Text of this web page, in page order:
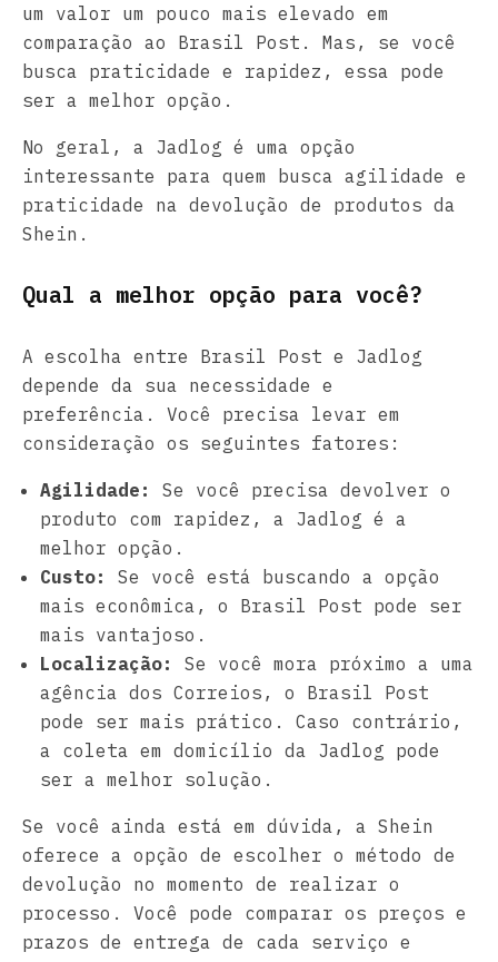
um valor um pouco mais elevado em
comparação ao Brasil Post. Mas, se você
busca praticidade e rapidez, essa pode
ser a melhor opção.
No geral, a Jadlog é uma opção
interessante para quem busca agilidade e
praticidade na devolução de produtos da
Shein.
Qual a melhor opção para você?
A escolha entre Brasil Post e Jadlog
depende da sua necessidade e
preferência. Você precisa levar em
consideração os seguintes fatores:
Agilidade:
Se você precisa devolver o
produto com rapidez, a Jadlog é a
melhor opção.
Custo:
Se você está buscando a opção
mais econômica, o Brasil Post pode ser
mais vantajoso.
Localização:
Se você mora próximo a uma
agência dos Correios, o Brasil Post
pode ser mais prático. Caso contrário,
a coleta em domicílio da Jadlog pode
ser a melhor solução.
Se você ainda está em dúvida, a Shein
oferece a opção de escolher o método de
devolução no momento de realizar o
processo. Você pode comparar os preços e
prazos de entrega de cada serviço e